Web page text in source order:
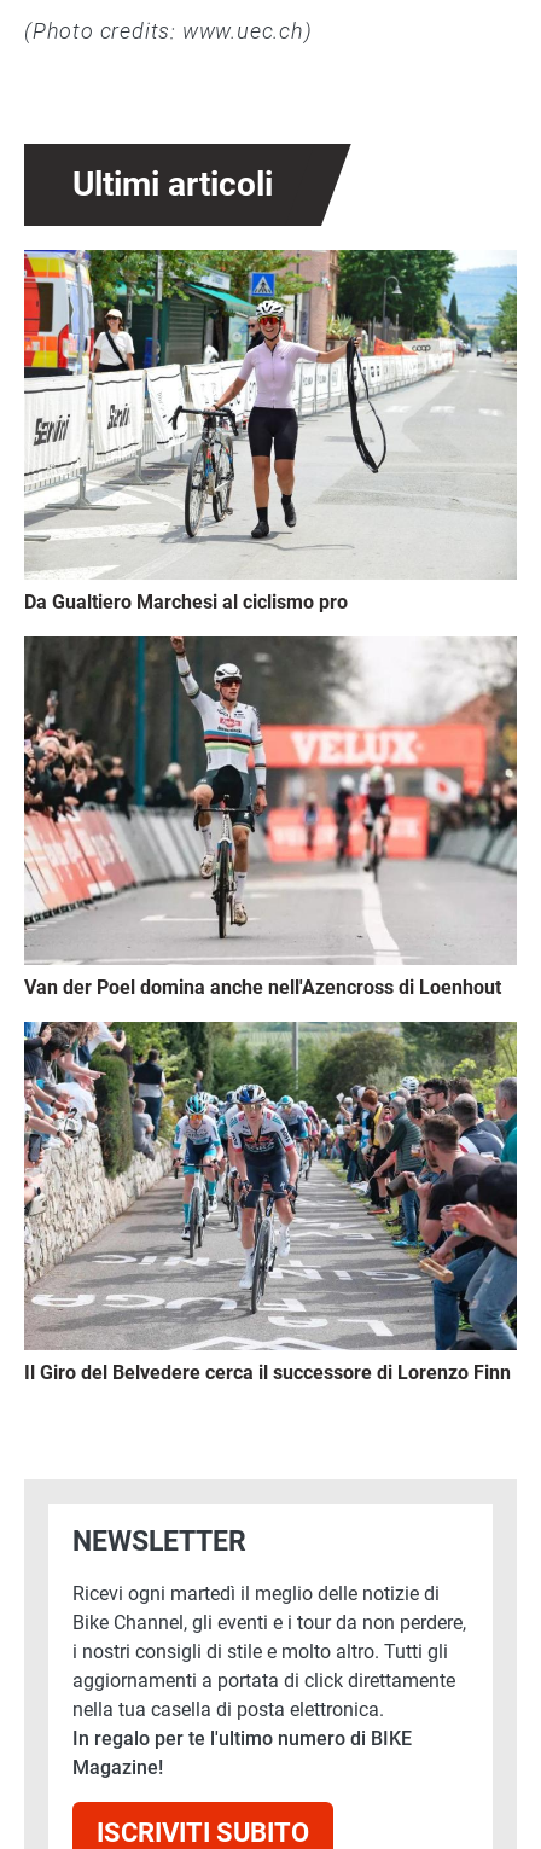
(Photo credits: www.uec.ch)
Ultimi articoli
Immagine
Da Gualtiero Marchesi al ciclismo pro
Van der Poel domina anche nell'Azencross di Loenhout
Immagine
Il Giro del Belvedere cerca il successore di Lorenzo Finn
NEWSLETTER
Ricevi ogni martedì il meglio delle notizie di
Bike Channel, gli eventi e i tour da non perdere,
i nostri consigli di stile e molto altro. Tutti gli
aggiornamenti a portata di click direttamente
nella tua casella di posta elettronica.
In regalo per te l'ultimo numero di BIKE
Magazine!
ISCRIVITI SUBITO